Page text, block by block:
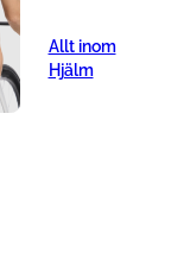
Allt inom
Hjälm